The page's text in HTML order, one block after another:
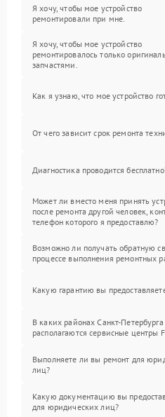
Я хочу, чтобы мое устройство
ремонтировали при мне.
Я хочу, чтобы мое устройство
ремонтировалось только
запчастями.
Как я узнаю, что мое устройство
От чего зависит срок ремонта
Диагностика проводится
Может ли вместо меня принять
после ремонта другой человек,
телефон которого я предоставлю?
Возможно ли получать обратную
процессе выполнения ремонтных
Какую гарантию вы
В каких районах Санкт-Петербурга
располагаются сервисные центры
Выполняете ли вы ремонт для
лиц?
Какую документацию вы
для юридических лиц?